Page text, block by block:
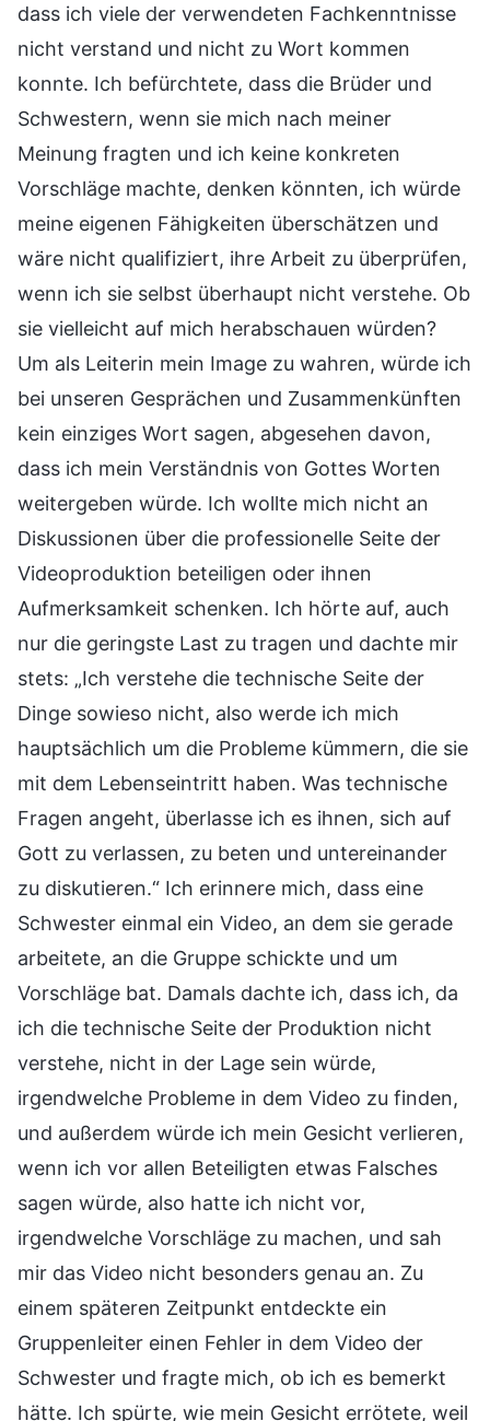
dass ich viele der verwendeten Fachkenntnisse
nicht verstand und nicht zu Wort kommen
konnte. Ich befürchtete, dass die Brüder und
Schwestern, wenn sie mich nach meiner
Meinung fragten und ich keine konkreten
Vorschläge machte, denken könnten, ich würde
meine eigenen Fähigkeiten überschätzen und
wäre nicht qualifiziert, ihre Arbeit zu überprüfen,
wenn ich sie selbst überhaupt nicht verstehe. Ob
sie vielleicht auf mich herabschauen würden?
Um als Leiterin mein Image zu wahren, würde ich
bei unseren Gesprächen und Zusammenkünften
kein einziges Wort sagen, abgesehen davon,
dass ich mein Verständnis von Gottes Worten
weitergeben würde. Ich wollte mich nicht an
Diskussionen über die professionelle Seite der
Videoproduktion beteiligen oder ihnen
Aufmerksamkeit schenken. Ich hörte auf, auch
nur die geringste Last zu tragen und dachte mir
stets: „Ich verstehe die technische Seite der
Dinge sowieso nicht, also werde ich mich
hauptsächlich um die Probleme kümmern, die sie
mit dem Lebenseintritt haben. Was technische
Fragen angeht, überlasse ich es ihnen, sich auf
Gott zu verlassen, zu beten und untereinander
zu diskutieren.“ Ich erinnere mich, dass eine
Schwester einmal ein Video, an dem sie gerade
arbeitete, an die Gruppe schickte und um
Vorschläge bat. Damals dachte ich, dass ich, da
ich die technische Seite der Produktion nicht
verstehe, nicht in der Lage sein würde,
irgendwelche Probleme in dem Video zu finden,
und außerdem würde ich mein Gesicht verlieren,
wenn ich vor allen Beteiligten etwas Falsches
sagen würde, also hatte ich nicht vor,
irgendwelche Vorschläge zu machen, und sah
mir das Video nicht besonders genau an. Zu
einem späteren Zeitpunkt entdeckte ein
Gruppenleiter einen Fehler in dem Video der
Schwester und fragte mich, ob ich es bemerkt
hätte. Ich spürte, wie mein Gesicht errötete, weil